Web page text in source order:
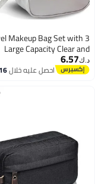
Makeup Bag Set with 3
Large Capacity Clear and
Cosmetic Bags for
Toiletries in Silver
د.ك‏6.57
احصل عليه خلال